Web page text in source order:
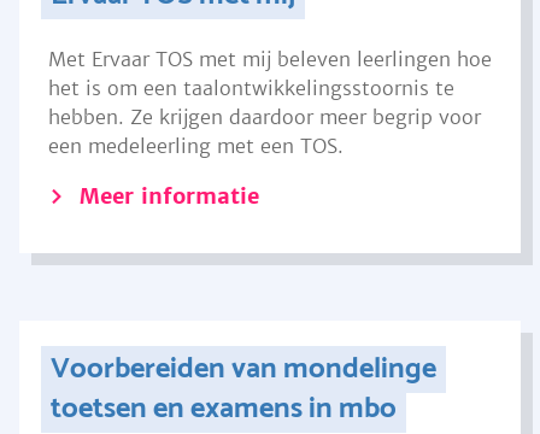
Met Ervaar TOS met mij beleven leerlingen hoe
het is om een taalontwikkelingsstoornis te
hebben. Ze krijgen daardoor meer begrip voor
een medeleerling met een TOS.
Meer informatie
Voorbereiden van mondelinge
toetsen en examens in mbo